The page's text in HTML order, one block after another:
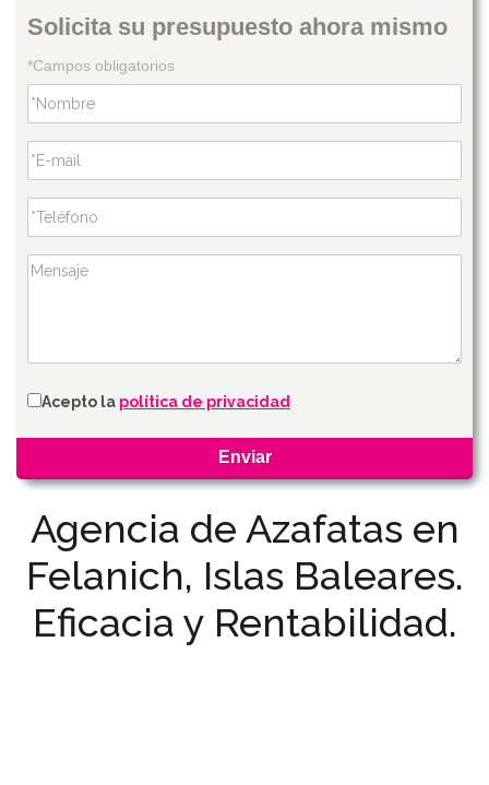
Agencia de Azafatas en
Felanich, Islas Baleares.
Eficacia y Rentabilidad.
Solicita su presupuesto ahora mismo
*Campos obligatorios
Acepto la política de privacidad